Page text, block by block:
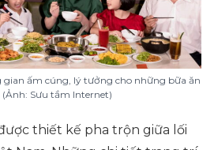
gian ấm cúng, lý tưởng cho những bữa ăn
Sưu tầm Internet)
thiết kế pha trộn giữa lối